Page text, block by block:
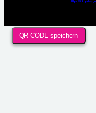
https://linkup.design
QR-CODE speichern